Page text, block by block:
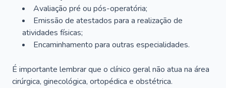
Avaliação pré ou pós-operatória;
Emissão de atestados para a realização de
atividades físicas;
Encaminhamento para outras especialidades.
É importante lembrar que o clínico geral não atua na área
cirúrgica, ginecológica, ortopédica e obstétrica.